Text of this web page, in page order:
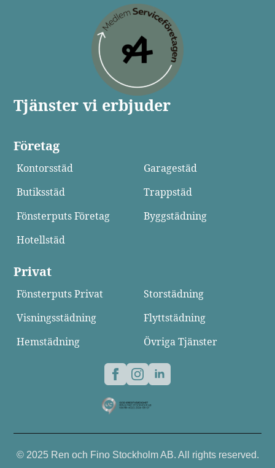
Tjänster vi erbjuder
Företag
Kontorsstäd
Garagestäd
Butiksstäd
Trappstäd
Fönsterputs Företag
Byggstädning
Hotellstäd
Privat
Fönsterputs Privat
Storstädning
Visningsstädning
Flyttstädning
Hemstädning
Övriga Tjänster
© 2025 Ren och Fino Stockholm AB. All rights reserved.